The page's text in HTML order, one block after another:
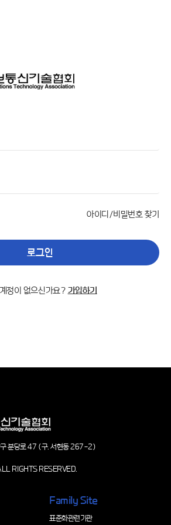
술협회
아이디/비밀번호 찾기
로그인
정이 없으신가요? 가입하기
분당로 47 (구. 서현동 267-2)
RIGHTS RESERVED.
Family Site
표준화관련기관